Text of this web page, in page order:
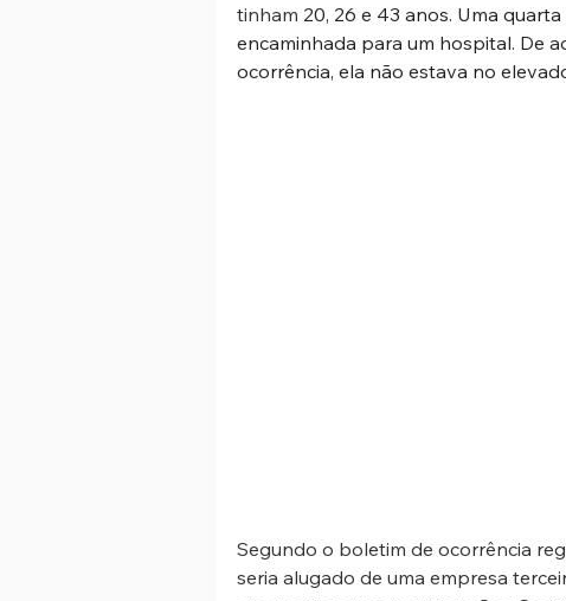
tinham 20, 26 e 43 anos. Uma
encaminhada para um hospital. De
ocorrência, ela não estava no
Segundo o boletim de ocorrência
seria alugado de uma empresa